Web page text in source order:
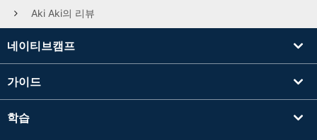
Aki Aki의 리뷰
네이티브캠프
가이드
학습